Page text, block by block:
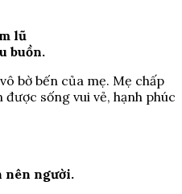
lũ
buồn.
bờ bến của mẹ. Mẹ chấp
sống vui vẻ, hạnh phúc
nên người.